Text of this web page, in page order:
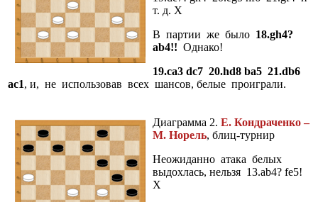
т. д. Х
В партии же было 18.gh4?
ab4!! Однако!
19.ca3 dc7 20.hd8 ba5 21.db6
ac1, и, не использовав всех шансов, белые проиграли.
Диаграмма 2. Е. Кондраченко –
М. Норель, блиц-турнир
Неожиданно атака белых
выдохлась, нельзя 13.ab4? fe5!
X